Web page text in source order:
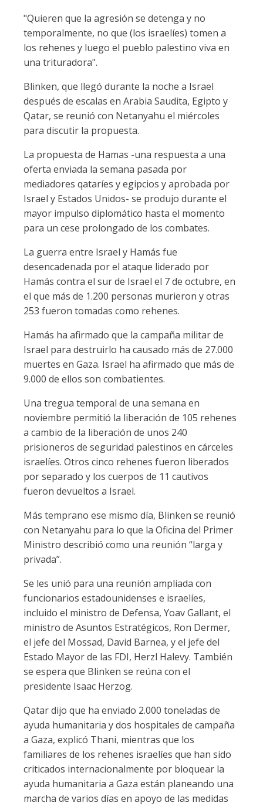
"Quieren que la agresión se detenga y no
temporalmente, no que (los israelíes) tomen a
los rehenes y luego el pueblo palestino viva en
una trituradora".
Blinken, que llegó durante la noche a Israel
después de escalas en Arabia Saudita, Egipto y
Qatar, se reunió con Netanyahu el miércoles
para discutir la propuesta.
La propuesta de Hamas -una respuesta a una
oferta enviada la semana pasada por
mediadores qataríes y egipcios y aprobada por
Israel y Estados Unidos- se produjo durante el
mayor impulso diplomático hasta el momento
para un cese prolongado de los combates.
La guerra entre Israel y Hamás fue
desencadenada por el ataque liderado por
Hamás contra el sur de Israel el 7 de octubre, en
el que más de 1.200 personas murieron y otras
253 fueron tomadas como rehenes.
Hamás ha afirmado que la campaña militar de
Israel para destruirlo ha causado más de 27.000
muertes en Gaza. Israel ha afirmado que más de
9.000 de ellos son combatientes.
Una tregua temporal de una semana en
noviembre permitió la liberación de 105 rehenes
a cambio de la liberación de unos 240
prisioneros de seguridad palestinos en cárceles
israelíes. Otros cinco rehenes fueron liberados
por separado y los cuerpos de 11 cautivos
fueron devueltos a Israel.
Más temprano ese mismo día, Blinken se reunió
con Netanyahu para lo que la Oficina del Primer
Ministro describió como una reunión “larga y
privada”.
Se les unió para una reunión ampliada con
funcionarios estadounidenses e israelíes,
incluido el ministro de Defensa, Yoav Gallant, el
ministro de Asuntos Estratégicos, Ron Dermer,
el jefe del Mossad, David Barnea, y el jefe del
Estado Mayor de las FDI, Herzl Halevy. También
se espera que Blinken se reúna con el
presidente Isaac Herzog.
Qatar dijo que ha enviado 2.000 toneladas de
ayuda humanitaria y dos hospitales de campaña
a Gaza, explicó Thani, mientras que los
familiares de los rehenes israelíes que han sido
criticados internacionalmente por bloquear la
ayuda humanitaria a Gaza están planeando una
marcha de varios días en apoyo de las medidas